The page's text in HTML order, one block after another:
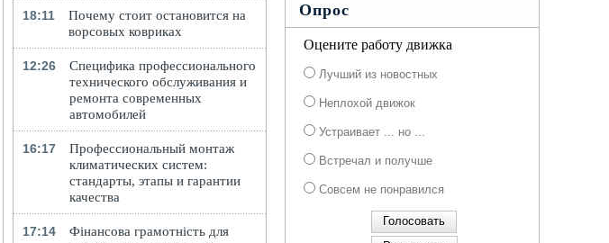
18:11
Почему стоит остановится на
ворсовых ковриках
12:26
Специфика профессионального
технического обслуживания и
ремонта современных
автомобилей
16:17
Профессиональный монтаж
климатических систем:
стандарты, этапы и гарантии
качества
17:14
Фінансова грамотність для
Опрос
Оцените работу движка
Лучший из новостных
Неплохой движок
Устраивает ... но ...
Встречал и получше
Совсем не понравился